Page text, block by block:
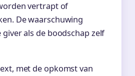
vertrapt of
De waarschuwing
als de boodschap zelf
met de opkomst van